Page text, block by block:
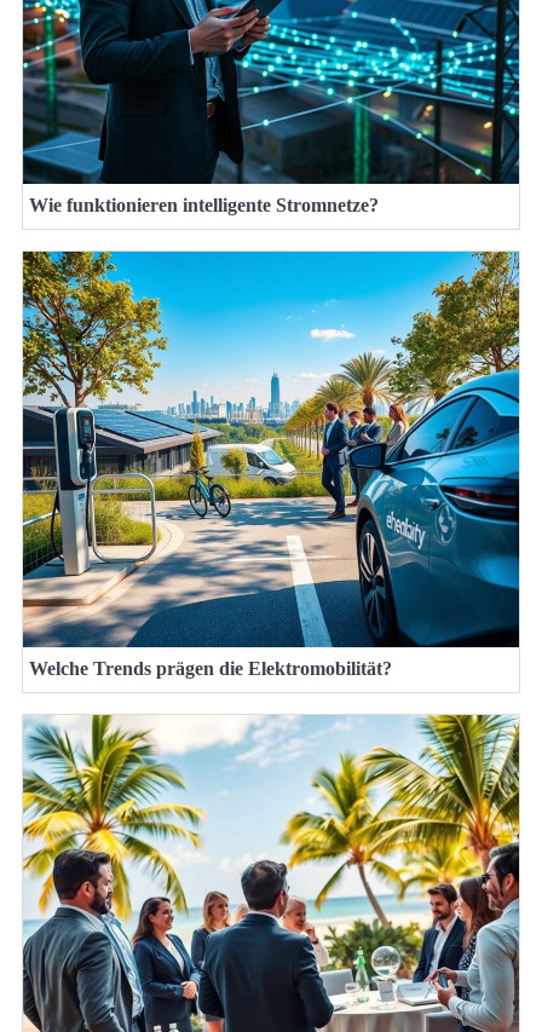
Wie funktionieren intelligente Stromnetze?
Welche Trends prägen die Elektromobilität?